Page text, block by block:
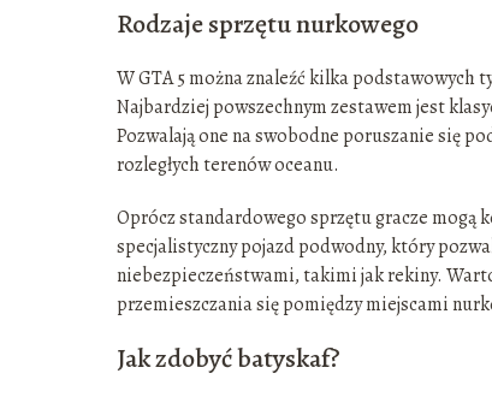
Rodzaje sprzętu nurkowego
W GTA 5 można znaleźć kilka
Najbardziej powszechnym zestawem jest
Pozwalają one na swobodne poruszanie się
rozległych terenów oceanu.
Oprócz standardowego sprzętu gracze mogą
specjalistyczny pojazd podwodny, który
niebezpieczeństwami, takimi jak rekiny.
przemieszczania się pomiędzy miejscami
Jak zdobyć batyskaf?